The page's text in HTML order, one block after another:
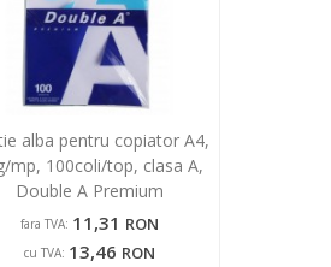
alba pentru copiator A4,
mp, 100coli/top, clasa A,
Double A Premium
fara TVA: 11,31 RON
cu TVA: 13,46 RON